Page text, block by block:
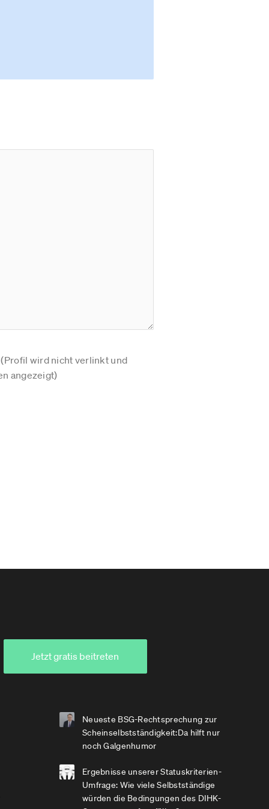
wird nicht verlinkt und
angezeigt)
Jetzt gratis beitreten
Neueste BSG-Rechtsprechung zur
Scheinselbstständigkeit:Da hilft nur
noch Galgenhumor
Ergebnisse unserer Statuskriterien-
Umfrage: Wie viele Selbstständige
würden die Bedingungen des DIHK-